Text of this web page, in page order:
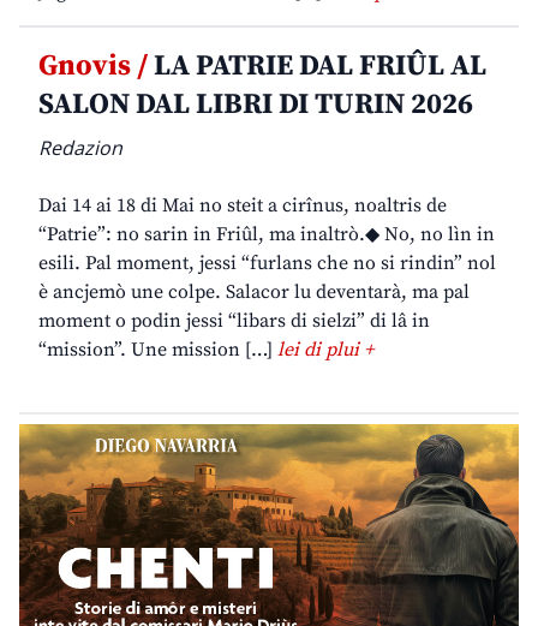
Gnovis /LA PATRIE DAL FRIÛL AL
SALON DAL LIBRI DI TURIN 2026
Redazion
Dai 14 ai 18 di Mai no steit a cirînus, noaltris de
“Patrie”: no sarin in Friûl, ma inaltrò.◆ No, no lìn in
esili. Pal moment, jessi “furlans che no si rindin” nol
è ancjemò une colpe. Salacor lu deventarà, ma pal
moment o podin jessi “libars di sielzi” di lâ in
“mission”. Une mission […] lei di plui +